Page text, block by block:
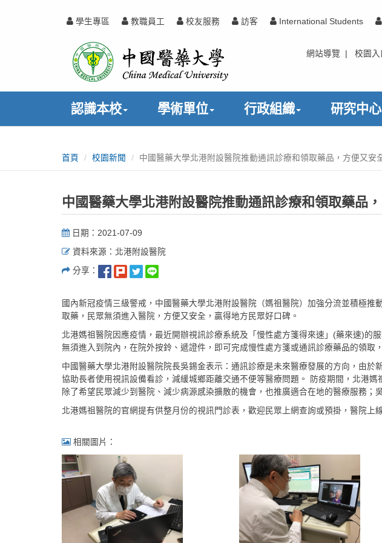
學生專區 教職員工 校友服務 訪客 International Students
中
國
醫
藥
大
學
網站導覽 校園入
認識本校 學術單位 行政組織 研究中心
首頁 校園新聞 中國醫藥大學北港附設醫院推動通訊診療和領取藥品，方便又安
中國醫藥大學北港附設醫院推動通訊診療和領取藥品
日期：2021-07-09
資料來源：北港附設醫院
分享：
國內新冠疫情三級警戒，中國醫藥大學北港附設醫院（媽祖醫院）加強分流並積極
取藥，民眾無須進入醫院，方便又安全，贏得地方民眾好口碑。
北港媽祖醫院因應疫情，最近開辦視訊診療系統及「慢性處方箋得來速」(藥來速)的
無須進入到院內，在院外按鈴、遞證件，即可完成慢性處方箋或通訊診療藥品的領取
中國醫藥大學北港附設醫院院長吳錫金表示：通訊診療是未來醫療發展的方向，由
協助長者使用視訊設備看診，減緩城鄉距離交通不便等醫療問題。 防疫期間，北港
除了希望民眾減少到醫院、減少病源感染擴散的機會，也推廣適合在地的醫療服務
北港媽祖醫院的官網提有供整月份的視訊門診表，歡迎民眾上網查詢或預掛，醫院
相關圖片：